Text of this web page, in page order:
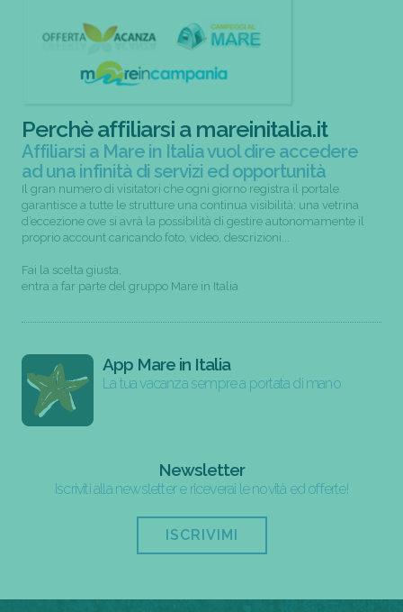
Perchè affiliarsi a mareinitalia.it
Affiliarsi a Mare in Italia vuol dire accedere
ad una infinità di servizi ed opportunità
Il gran numero di visitatori che ogni giorno registra il portale
garantisce a tutte le strutture una continua visibilità; una vetrina
d’eccezione ove si avrà la possibilità di gestire autonomamente il
proprio account caricando foto, video, descrizioni...
Fai la scelta giusta,
entra a far parte del gruppo Mare in Italia
App Mare in Italia
La tua vacanza sempre a portata di mano
Newsletter
Iscriviti alla newsletter e riceverai le novità ed offerte!
ISCRIVIMI